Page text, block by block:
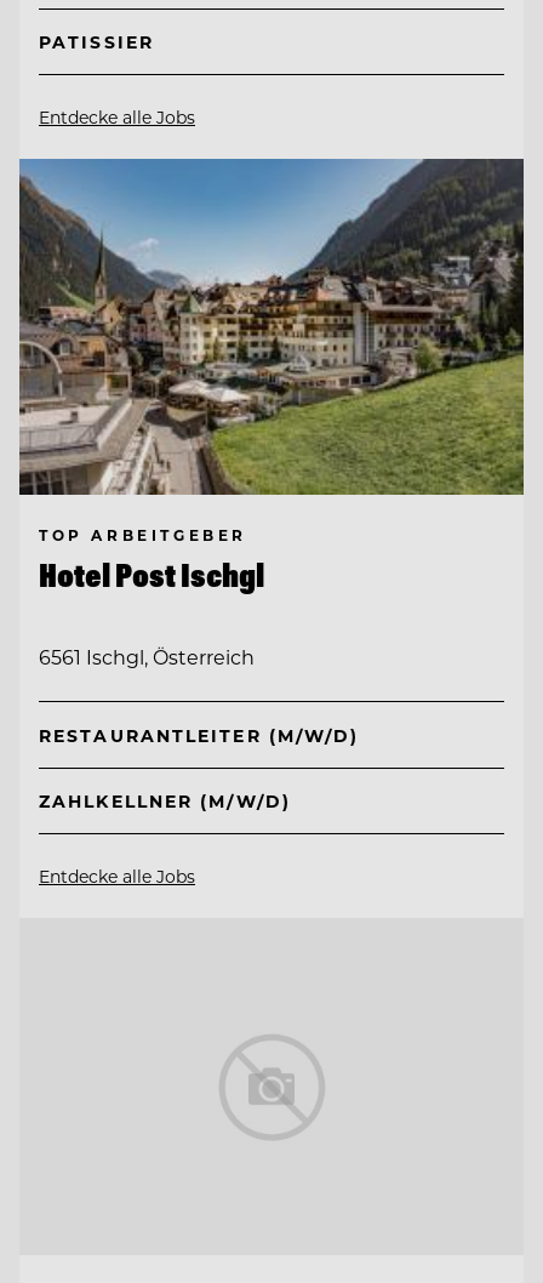
PATISSIER
Entdecke alle Jobs
TOP ARBEITGEBER
Hotel Post Ischgl
6561 Ischgl, Österreich
RESTAURANTLEITER (M/W/D)
ZAHLKELLNER (M/W/D)
Entdecke alle Jobs